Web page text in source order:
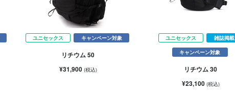
ユニセックス キャンペーン対象
リチウム 50
¥31,900 (税込)
ユニセックス 雑誌掲載
キャンペーン対象
リチウム 30
¥23,100 (税込)